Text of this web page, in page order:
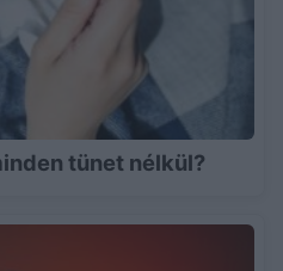
tünet nélkül?